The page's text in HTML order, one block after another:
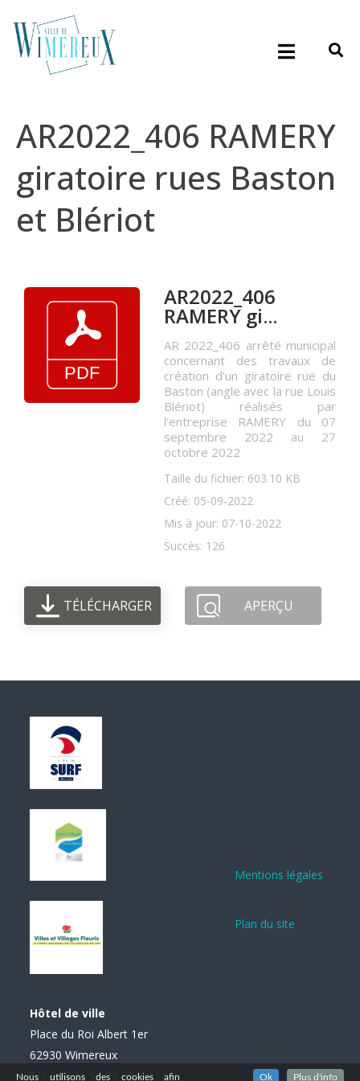
AR2022_406 RAMERY
giratoire rues Baston
et Blériot
AR2022_406
RAMERY gi...
AR 2022_406 arrêté municipal
concernant des travaux de
création d'un giratoire rue du
Baston (angle avec la rue Louis
Blériot) réalisés par
l'entreprise RAMERY du 07
septembre 2022 au 27
octobre 2022
Taille du fichier: 603.10 KB
Créé: 05-09-2022
Mis à jour: 07-10-2022
Succès: 126
TÉLÉCHARGER APERÇU
Hôtel de ville
Place du Roi Albert 1er
62930 Wimereux
Tél. : 03 21 99 85 85
Mentions légales
Plan du site
Nous utilisons des cookies afin Ok Plus d'info